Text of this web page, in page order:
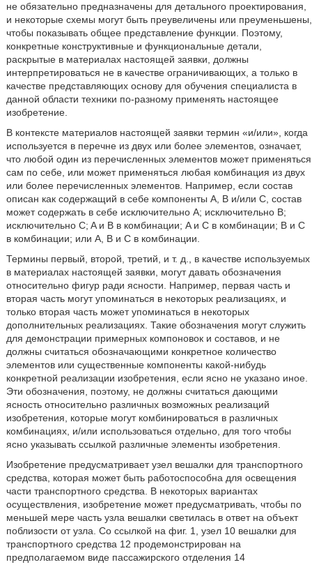
не обязательно предназначены для детального проектирования,
и некоторые схемы могут быть преувеличены или преуменьшены,
чтобы показывать общее представление функции. Поэтому,
конкретные конструктивные и функциональные детали,
раскрытые в материалах настоящей заявки, должны
интерпретироваться не в качестве ограничивающих, а только в
качестве представляющих основу для обучения специалиста в
данной области техники по-разному применять настоящее
изобретение.
В контексте материалов настоящей заявки термин «и/или», когда
используется в перечне из двух или более элементов, означает,
что любой один из перечисленных элементов может применяться
сам по себе, или может применяться любая комбинация из двух
или более перечисленных элементов. Например, если состав
описан как содержащий в себе компоненты A, B и/или C, состав
может содержать в себе исключительно A; исключительно B;
исключительно C; A и B в комбинации; A и C в комбинации; B и C
в комбинации; или A, B и C в комбинации.
Термины первый, второй, третий, и т. д., в качестве используемых
в материалах настоящей заявки, могут давать обозначения
относительно фигур ради ясности. Например, первая часть и
вторая часть могут упоминаться в некоторых реализациях, и
только вторая часть может упоминаться в некоторых
дополнительных реализациях. Такие обозначения могут служить
для демонстрации примерных компоновок и составов, и не
должны считаться обозначающими конкретное количество
элементов или существенные компоненты какой-нибудь
конкретной реализации изобретения, если ясно не указано иное.
Эти обозначения, поэтому, не должны считаться дающими
ясность относительно различных возможных реализаций
изобретения, которые могут комбинироваться в различных
комбинациях, и/или использоваться отдельно, для того чтобы
ясно указывать ссылкой различные элементы изобретения.
Изобретение предусматривает узел вешалки для транспортного
средства, которая может быть работоспособна для освещения
части транспортного средства. В некоторых вариантах
осуществления, изобретение может предусматривать, чтобы по
меньшей мере часть узла вешалки светилась в ответ на объект
поблизости от узла. Со ссылкой на фиг. 1, узел 10 вешалки для
транспортного средства 12 продемонстрирован на
предполагаемом виде пассажирского отделения 14